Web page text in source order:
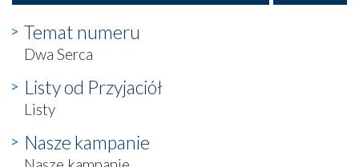
Temat numeru
Dwa Serca
Listy od Przyjaciół
Listy
Nasze kampanie